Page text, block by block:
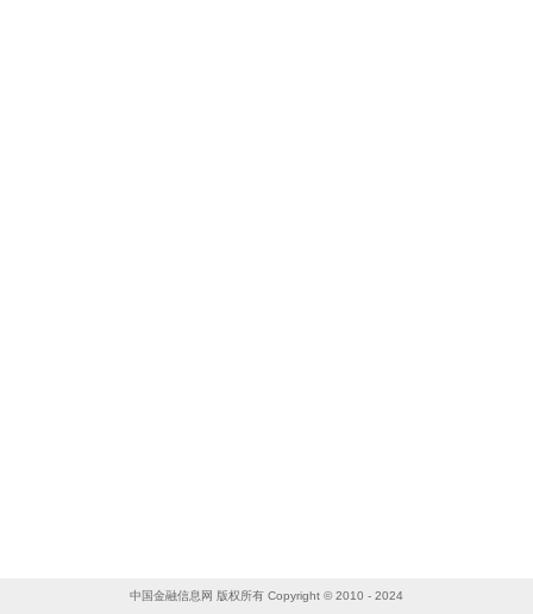
中国金融信息网 版权所有 Copyright © 2010 - 2024